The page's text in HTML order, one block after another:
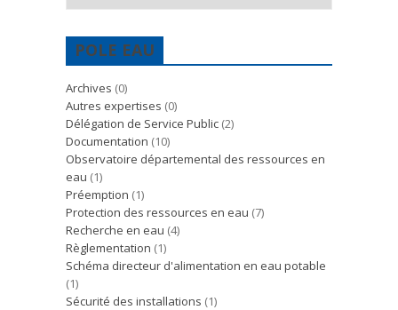
POLE EAU
Archives (0)
Autres expertises (0)
Délégation de Service Public (2)
Documentation (10)
Observatoire départemental des ressources en
eau (1)
Préemption (1)
Protection des ressources en eau (7)
Recherche en eau (4)
Règlementation (1)
Schéma directeur d'alimentation en eau potable
(1)
Sécurité des installations (1)